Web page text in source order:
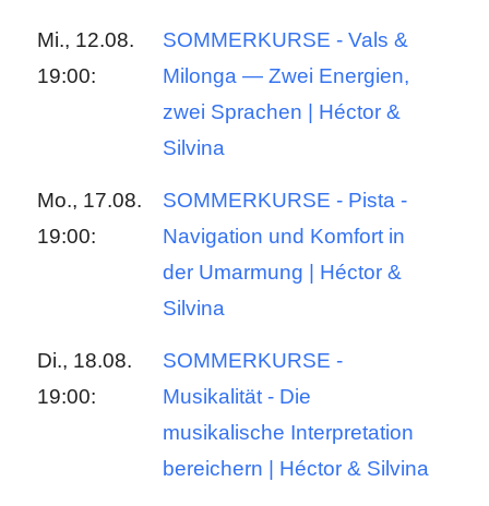
Mi., 12.08.
19:00:
SOMMERKURSE - Vals &
Milonga — Zwei Energien,
zwei Sprachen | Héctor &
Silvina
Mo., 17.08.
19:00:
SOMMERKURSE - Pista -
Navigation und Komfort in
der Umarmung | Héctor &
Silvina
Di., 18.08.
19:00:
SOMMERKURSE -
Musikalität - Die
musikalische Interpretation
bereichern | Héctor & Silvina